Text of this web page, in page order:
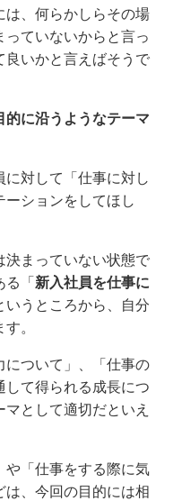
は 、何らかしらその場
ていないからと言っ
良いかと言えばそうで
的に沿うようなテーマ
対して「仕事に対し
ーションをしてほし
決まっていない状態で
「 新入社員を仕事に
いうところから
自分
。
について」、「仕事の
して得られる成長につ
マとして適切だといえ
や「仕事をする際に気
は、今回の目的には相